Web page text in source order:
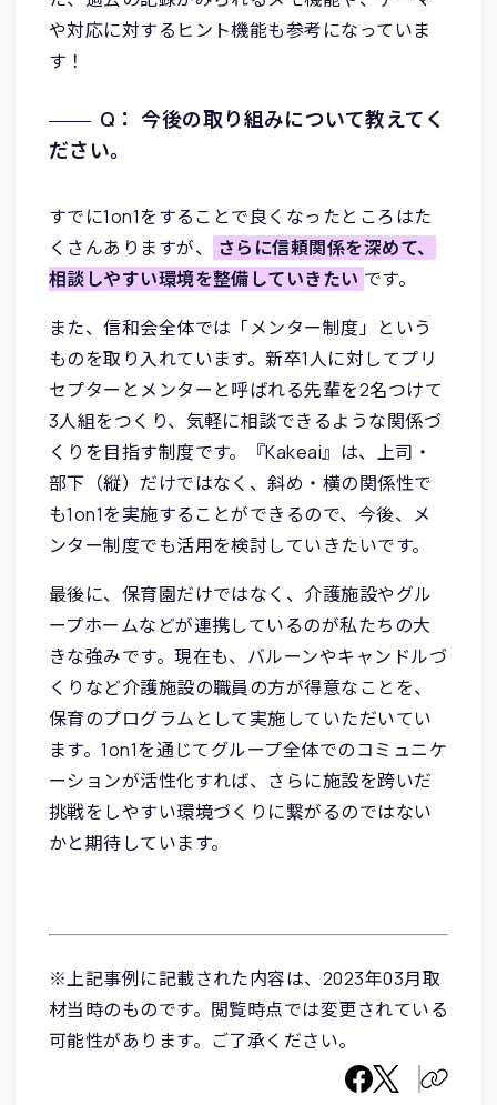
や対応に対するヒント機能も参考になっていま
す！
Q： 今後の取り組みについて教えてく
ださい。
すでに1on1をすることで良くなったところはた
くさんありますが、
さらに信頼関係を深めて、
相談しやすい環境を整備していきたい です。
また、信和会全体では「メンター制度」という
ものを取り入れています。新卒1人に対してプリ
セプターとメンターと呼ばれる先輩を2名つけて
3人組をつくり、気軽に相談できるような関係づ
くりを目指す制度です。『Kakeai』は、上司・
部下（縦）だけではなく、斜め・横の関係性で
も1on1を実施することができるので、今後、メ
ンター制度でも活用を検討していきたいです。
最後に、保育園だけではなく、介護施設やグル
ープホームなどが連携しているのが私たちの大
きな強みです。現在も、バルーンやキャンドルづ
くりなど介護施設の職員の方が得意なことを、
保育のプログラムとして実施していただいてい
ます。1on1を通じてグループ全体でのコミュニケ
ーションが活性化すれば、さらに施設を跨いだ
挑戦をしやすい環境づくりに繋がるのではない
かと期待しています。
※上記事例に記載された内容は、2023年03月取
材当時のものです。閲覧時点では変更されている
可能性があります。ご了承ください。